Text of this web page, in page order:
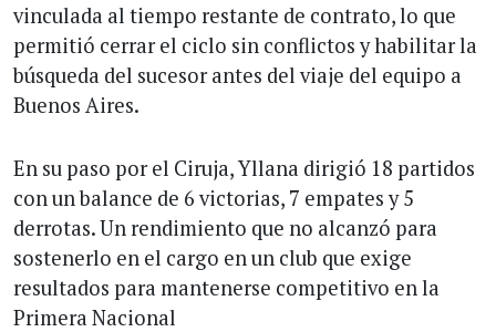
vinculada al tiempo restante de contrato, lo que
permitió cerrar el ciclo sin conflictos y habilitar la
búsqueda del sucesor antes del viaje del equipo a
Buenos Aires.
En su paso por el Ciruja, Yllana dirigió 18 partidos
con un balance de 6 victorias, 7 empates y 5
derrotas. Un rendimiento que no alcanzó para
sostenerlo en el cargo en un club que exige
resultados para mantenerse competitivo en la
Primera Nacional